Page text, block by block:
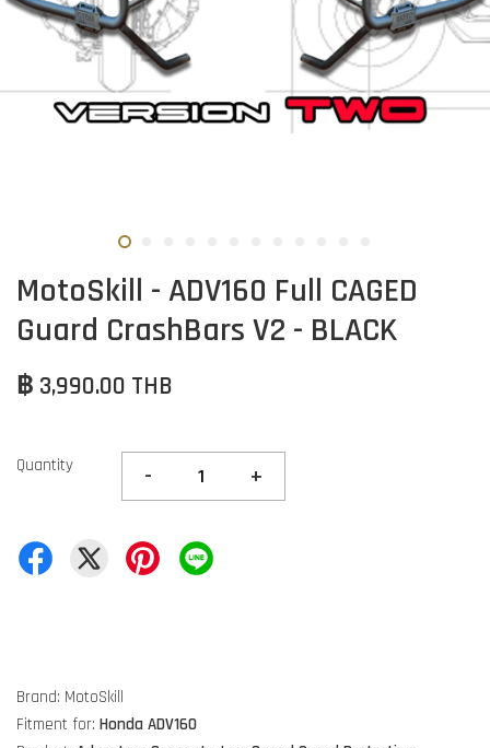
MotoSkill - ADV160 Full CAGED
Guard CrashBars V2 - BLACK
฿ 3,990.00 THB
Quantity - +
Brand: MotoSkill
Fitment for: Honda ADV160